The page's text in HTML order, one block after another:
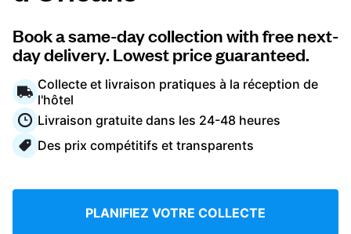
Pour les entreprises
Connectez-vous
Téléchargez notre application mobile
Book a same-day collection with free next-
day delivery. Lowest price guaranteed.
Collecte et livraison pratiques à la réception de
l'hôtel
Livraison gratuite dans les 24-48 heures
Des prix compétitifs et transparents
PLANIFIEZ VOTRE COLLECTE